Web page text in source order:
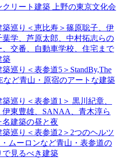
クリート建築 上野の東京文化会
築巡り＜恵比寿＞篠原聡子、伊
葉学、芦原太郎、中村拓志らの
、交番、自動車学校、住宅まで
築
巡り＜表参道5＞StandBy,The
など青山・原宿のアートな建築
巡り＜表参道1＞ 黒川紀章、
伊東豊雄、SANAA、青木淳ら
名建築の昼と夜
巡り＜表参道2＞2つのヘルツ
ムーロンなど青山・表参道の
で見るべき建築